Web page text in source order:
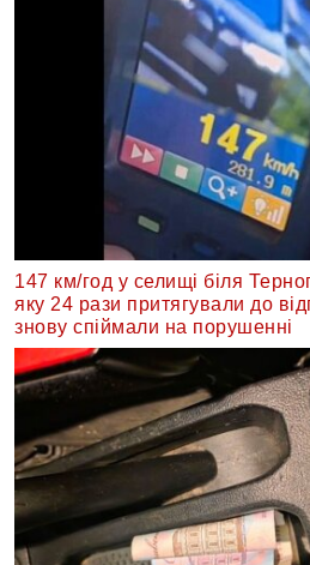
147 км/год у селищі біля
яку 24 рази притягували до
знову спіймали на порушенні